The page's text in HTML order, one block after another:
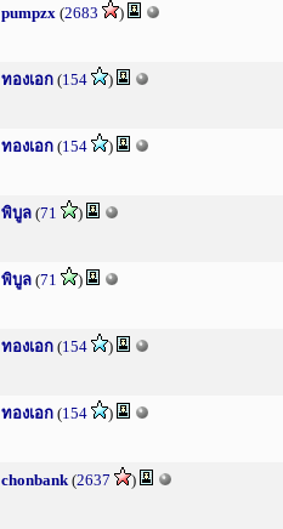
pumpzx (2683 )
ทองเอก (154 )
ทองเอก (154 )
พิบูล (71 )
พิบูล (71 )
ทองเอก (154 )
ทองเอก (154 )
chonbank(2637 )